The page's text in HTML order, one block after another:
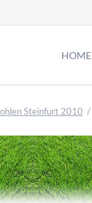
HOME
Steinfurt 2010